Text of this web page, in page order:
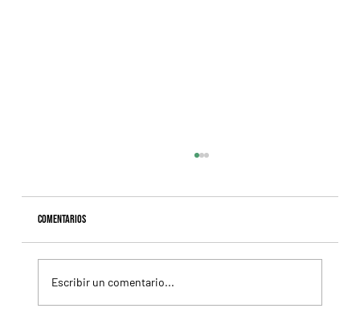
Comentarios
Escribir un comentario...